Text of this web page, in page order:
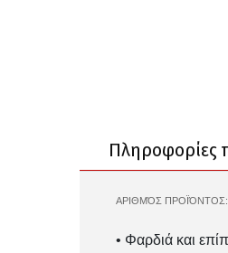
Πληροφορίες
ΑΡΙΘΜΌΣ ΠΡΟΪΌΝΤΟΣ:
• Φαρδιά και